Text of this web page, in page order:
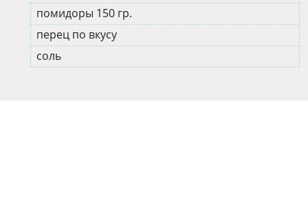
помидоры 150 гр.
перец по вкусу
соль